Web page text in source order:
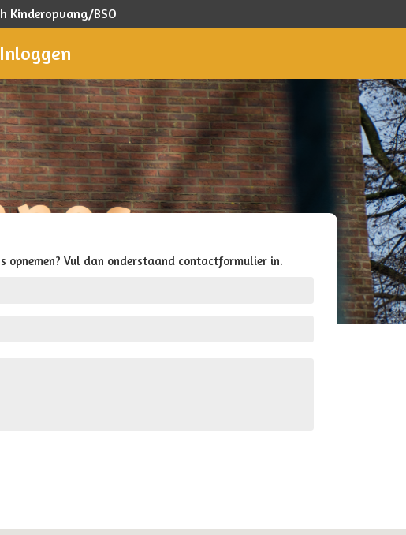
Kinderopvang/BSO
Inloggen
opnemen? Vul dan onderstaand contactformulier in.